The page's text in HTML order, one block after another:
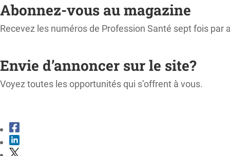
Abonnez-vous au magazine
Recevez les numéros de Profession Santé sept fois par
Envie d’annoncer sur le site?
Voyez toutes les opportunités qui s’offrent à vous.